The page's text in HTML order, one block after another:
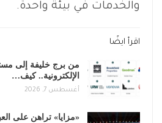
والخدمات في بيئة واحدة.
اقرأ ايضًا
من برج خليفة إلى
الإلكترونية.. كيف…
أغسطس 7, 2026
«مزايا» تراهن على